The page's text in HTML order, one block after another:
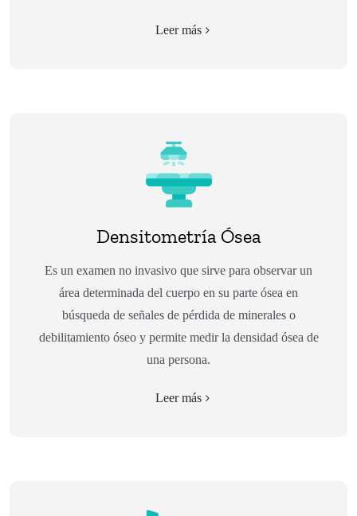
Leer más
Densitometría Ósea
Es un examen no invasivo que sirve para observar un
área determinada del cuerpo en su parte ósea en
búsqueda de señales de pérdida de minerales o
debilitamiento óseo y permite medir la densidad ósea de
una persona.
Leer más